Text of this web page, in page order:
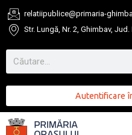
relatiipublice@primaria-
Str. Lungă, Nr. 2, Ghimbav,
Autentificare